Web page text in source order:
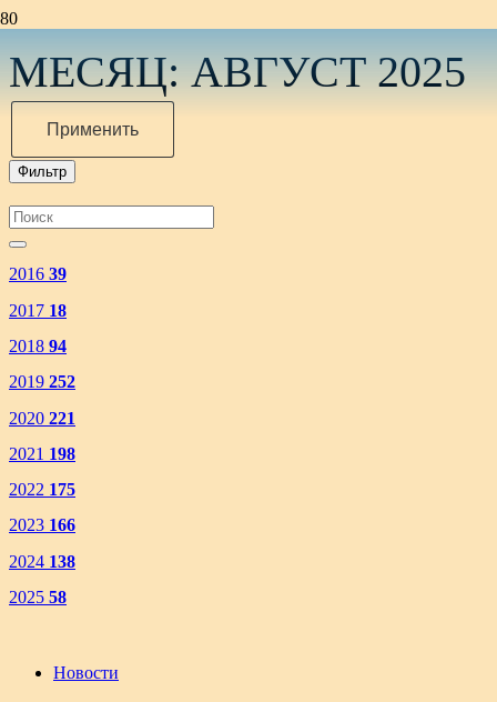
МЕСЯЦ:АВГУСТ 2025
Применить
Фильтр
2016 39
2017 18
2018 94
2019 252
2020 221
2021 198
2022 175
2023 166
2024 138
2025 58
Новости